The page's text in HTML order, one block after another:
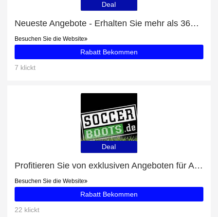
Deal
Neueste Angebote - Erhalten Sie mehr als 36% Rabatt auf Striker Rucksack (08)
Besuchen Sie die Website
Rabatt Bekommen
7 klickt
Deal
Profitieren Sie von exklusiven Angeboten für Academy Team Duffel Tasche Large (657) + 29% Rabatt auf Newsletter-Abonnements
Besuchen Sie die Website
Rabatt Bekommen
22 klickt